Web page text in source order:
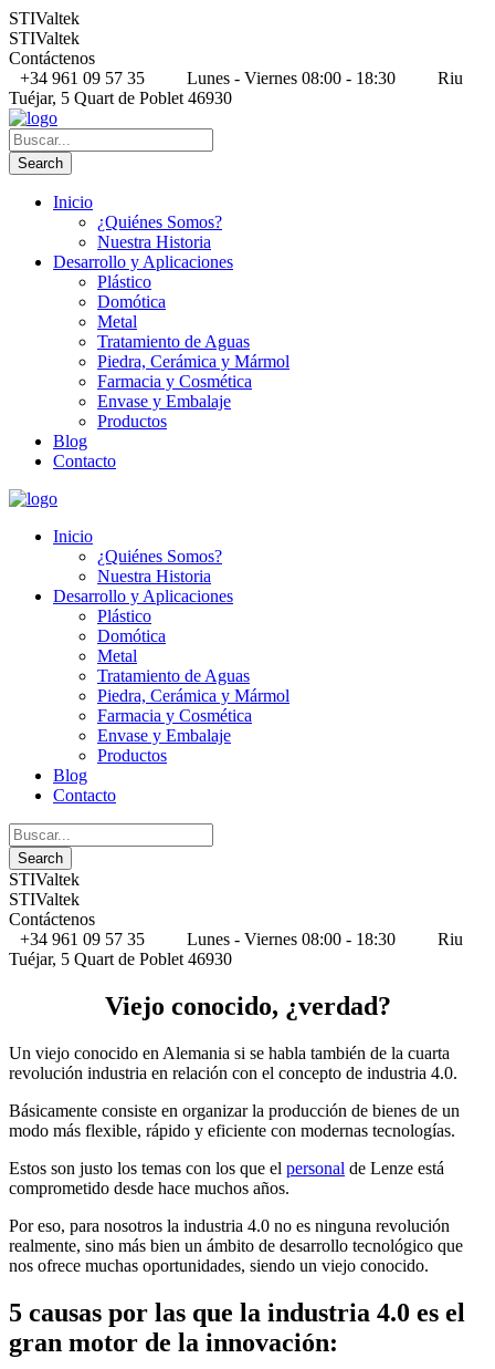
STIValtek
STIValtek
Contáctenos
+34 961 09 57 35
Lunes - Viernes 08:00 - 18:30
Riu
Tuéjar, 5 Quart de Poblet 46930
Inicio
¿Quiénes Somos?
Nuestra Historia
Desarrollo y Aplicaciones
Plástico
Domótica
Metal
Tratamiento de Aguas
Piedra, Cerámica y Mármol
Farmacia y Cosmética
Envase y Embalaje
Productos
Blog
Contacto
Inicio
¿Quiénes Somos?
Nuestra Historia
Desarrollo y Aplicaciones
Plástico
Domótica
Metal
Tratamiento de Aguas
Piedra, Cerámica y Mármol
Farmacia y Cosmética
Envase y Embalaje
Productos
Blog
Contacto
STIValtek
STIValtek
Contáctenos
+34 961 09 57 35
Lunes - Viernes 08:00 - 18:30
Riu
Tuéjar, 5 Quart de Poblet 46930
Viejo conocido, ¿verdad?
Un viejo conocido en Alemania si se habla también de la cuarta
revolución industria en relación con el concepto de industria 4.0.
Básicamente consiste en organizar la producción de bienes de un
modo más flexible, rápido y eficiente con modernas tecnologías.
Estos son justo los temas con los que el personal de Lenze está
comprometido desde hace muchos años.
Por eso, para nosotros la industria 4.0 no es ninguna revolución
realmente, sino más bien un ámbito de desarrollo tecnológico que
nos ofrece muchas oportunidades, siendo un viejo conocido.
5 causas por las que la industria 4.0 es el
gran motor de la innovación: